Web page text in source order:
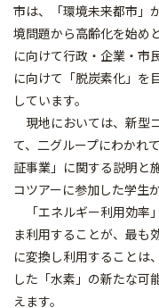
市は、「環境未来都市」
境問題から高齢化を始め
に向けて行政・企業・市
に向けて「脱炭素化」を
しています。
現地においては、新型
て、二グループにわかれ
証事業」に関する説明と
コツアーに参加した学生
「エネルギー利用効率
ま利用することが、最も
に変換し利用することは
した「水素」の新たな可
えます。